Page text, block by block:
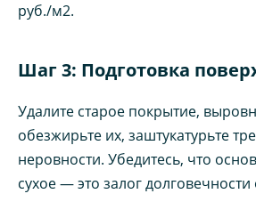
руб./м2.
Шаг 3: Подготовка
Удалите старое покрытие,
обезжирьте их, заштукатурьте
неровности. Убедитесь, что
сухое — это залог долговечности